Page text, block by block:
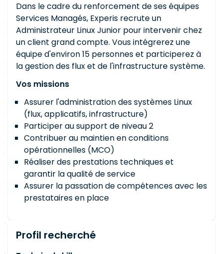
Dans le cadre du renforcement de ses équipes
Services Managés, Experis recrute un
Administrateur Linux Junior pour intervenir chez
un client grand compte. Vous intégrerez une
équipe d'environ 15 personnes et participerez à
la gestion des flux et de l'infrastructure système.
Vos missions
Assurer l'administration des systèmes Linux
(flux, applicatifs, infrastructure)
Participer au support de niveau 2
Contribuer au maintien en conditions
opérationnelles (MCO)
Réaliser des prestations techniques et
garantir la qualité de service
Assurer la passation de compétences avec les
prestataires en place
Profil recherché